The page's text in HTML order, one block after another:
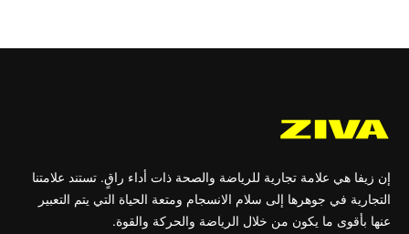
إن زيفا هي علامة تجارية للرياضة والصحة ذات أداء راقٍ. تستند علامتنا
التجارية في جوهرها إلى سلام الانسجام ومتعة الحياة التي يتم التعبير
عنها بأقوى ما يكون من خلال الرياضة والحركة والقوة.